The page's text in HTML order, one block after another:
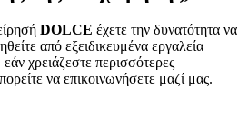
DOLCE έχετε την δυνατότητα να
από εξειδικευμένα εργαλεία
χρειάζεστε περισσότερες
να επικοινωνήσετε μαζί μας.